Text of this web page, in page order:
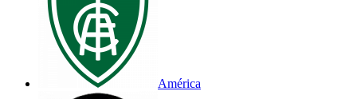
América